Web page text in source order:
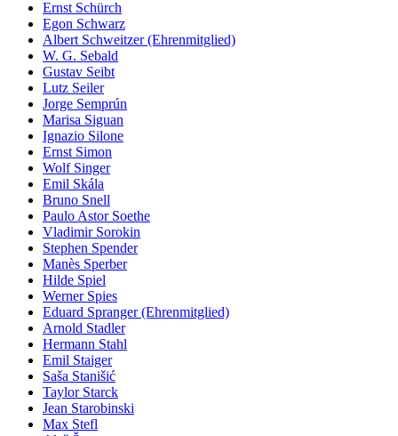
Ernst Schürch
Egon Schwarz
Albert Schweitzer (Ehrenmitglied)
W. G. Sebald
Gustav Seibt
Lutz Seiler
Jorge Semprún
Marisa Siguan
Ignazio Silone
Ernst Simon
Wolf Singer
Emil Skála
Bruno Snell
Paulo Astor Soethe
Vladimir Sorokin
Stephen Spender
Manès Sperber
Hilde Spiel
Werner Spies
Eduard Spranger (Ehrenmitglied)
Arnold Stadler
Hermann Stahl
Emil Staiger
Saša Stanišić
Taylor Starck
Jean Starobinski
Max Stefl